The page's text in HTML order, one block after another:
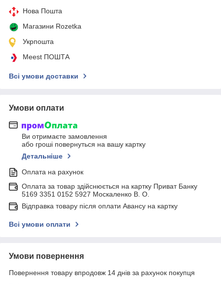
Нова Пошта
Магазини Rozetka
Укрпошта
Meest ПОШТА
Всі умови доставки
Умови оплати
Ви отримаєте замовлення
або гроші повернуться на вашу картку
Детальніше
Оплата на рахунок
Оплата за товар здійснюється на картку Приват Банку
5169 3351 0152 5927 Москаленко В. О.
Відправка товару після оплати Авансу на картку
Всі умови оплати
Умови повернення
Повернення товару впродовж 14 днів за рахунок покупця